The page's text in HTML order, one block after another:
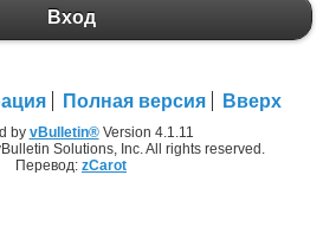
Вход
Полная версия Вверх
by vBulletin®Version 4.1.11
Solutions, Inc. All rights reserved.
Перевод: zCarot